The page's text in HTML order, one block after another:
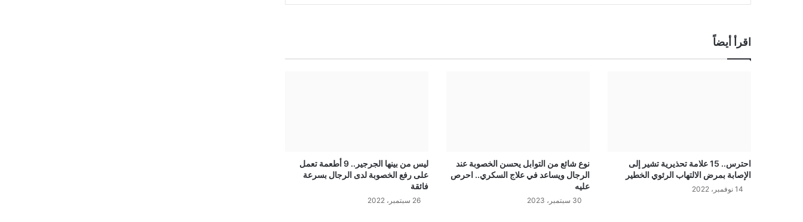
اقرأ أيضاً
احترس.. 15 علامة تحذيرية تشير إلى
الإصابة بمرض الالتهاب الرئوي الخطير
14 نوفمبر، 2022
نوع شائع من التوابل يحسن الخصوبة عند
الرجال ويساعد في علاج السكري.. احرص
عليه
30 سبتمبر، 2023
ليس من بينها الجرجير.. 9 أطعمة تعمل
على رفع الخصوبة لدى الرجال بسرعة
فائقة
26 سبتمبر، 2022